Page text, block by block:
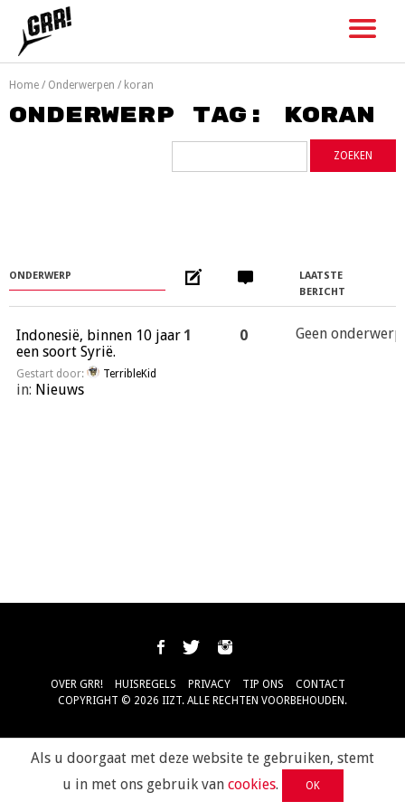
content
Home / Onderwerpen / koran
Onderwerp tag: koran
ONDERWERP
LAATSTE
BERICHT
Indonesië, binnen 10 jaar
een soort Syrië.
Gestart door: TerribleKid
in: Nieuws
1 0 Geen
OVER GRR! HUISREGELS PRIVACY TIP ONS
CONTACT
COPYRIGHT © 2026 IIZT. ALLE RECHTEN VOORBEHOUDEN.
Als u doorgaat met deze website te gebruiken, stemt
u in met ons gebruik van cookies. OK